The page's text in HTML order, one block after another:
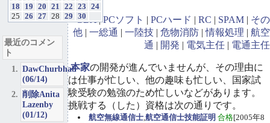
GBA|PCソフト | PCハード | RC | SPAM | その
他 | 一総通 | 一陸技 | 危物消防 |情報処理 | 航空
通 | 開発 | 電気主任 | 電通主任
本家の開発が進んでいませんが、その理由に
は仕事が忙しい、他の趣味も忙しい、国家試
験受験の勉強のため忙しいなどがあります。
挑戦する（した）資格は次の通りです。
航空無線通信士,航空通信士技能証明 合格[2005年8
18
19 20 21 22 23
24
25
26 27 28 29 30
最近のコメン
ト
DawChurbhab
(06/14)
削除Anita
Lazenby
(01/12)